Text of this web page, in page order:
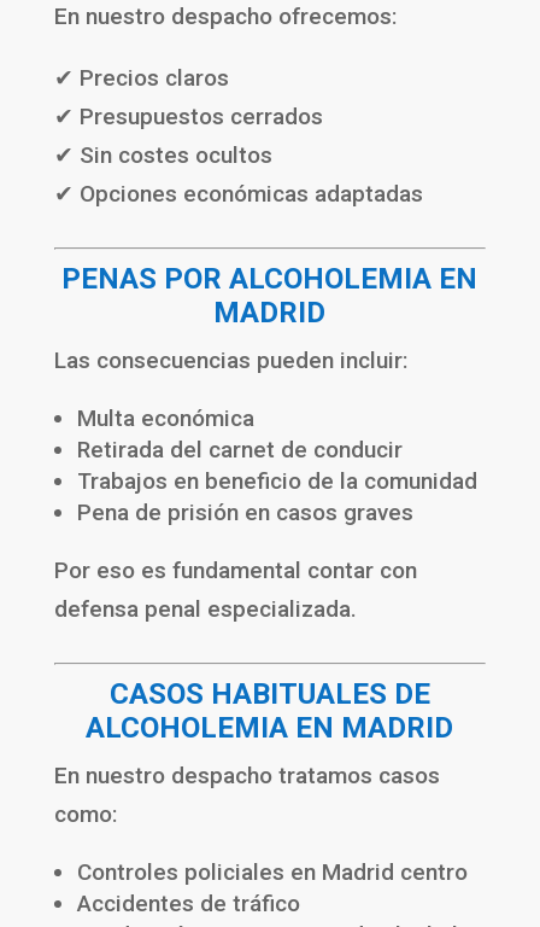
En nuestro despacho ofrecemos:
✔ Precios claros
✔ Presupuestos cerrados
✔ Sin costes ocultos
✔ Opciones económicas adaptadas
PENAS POR ALCOHOLEMIA EN
MADRID
Las consecuencias pueden incluir:
Multa económica
Retirada del carnet de conducir
Trabajos en beneficio de la comunidad
Pena de prisión en casos graves
Por eso es fundamental contar con
defensa penal especializada.
CASOS HABITUALES DE
ALCOHOLEMIA EN MADRID
En nuestro despacho tratamos casos
como:
Controles policiales en Madrid centro
Accidentes de tráfico